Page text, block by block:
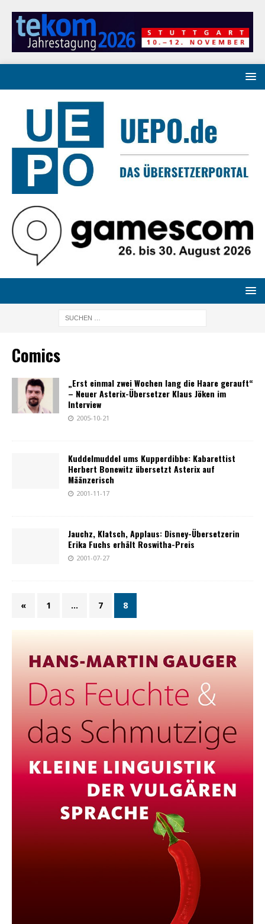
Comics
„Erst einmal zwei Wochen lang die Haare gerauft“
– Neuer Asterix-Übersetzer Klaus Jöken im
Interview
2005-10-21
Kuddelmuddel ums Kupperdibbe: Kabarettist
Herbert Bonewitz übersetzt Asterix auf
Määnzerisch
2001-11-17
Jauchz, Klatsch, Applaus: Disney-Übersetzerin
Erika Fuchs erhält Roswitha-Preis
2001-07-27
« 1 … 7 8